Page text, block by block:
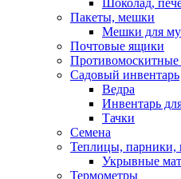
Пакеты, мешки
Мешки для
Почтовые ящики
Противомоскитные
Садовый инвентарь
Ведра
Инвентарь
Тачки
Семена
Теплицы, парники,
Укрывные
Термометры